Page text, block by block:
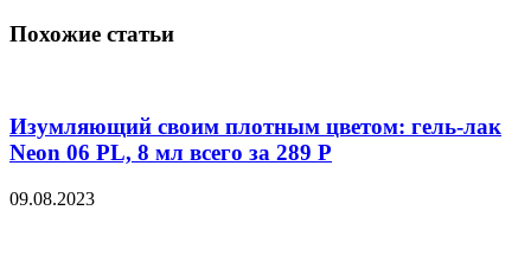
Похожие статьи
Изумляющий своим плотным цветом: гель-лак
Neon 06 PL, 8 мл всего за 289 Р
09.08.2023